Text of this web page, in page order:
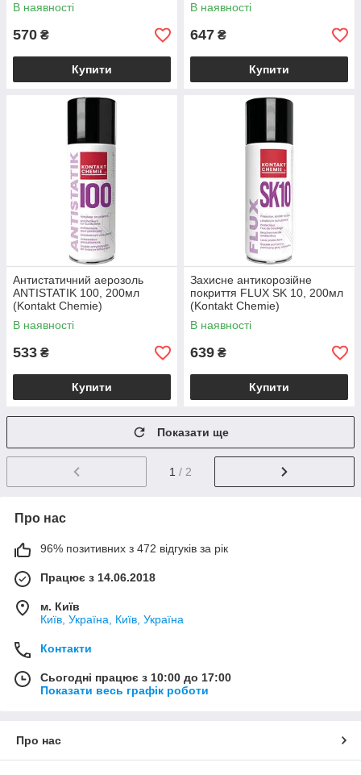
В наявності
570 ₴
Купити
В наявності
647 ₴
Купити
Антистатичний аерозоль
ANTISTATIK 100, 200мл
(Kontakt Chemie)
В наявності
533 ₴
Купити
Захисне антикорозійне
покриття FLUX SK 10, 200мл
(Kontakt Chemie)
В наявності
639 ₴
Купити
Показати ще
1 / 2
Про нас
96% позитивних з 472 відгуків за рік
Працює з 14.06.2018
м. Київ
Київ, Україна, Київ, Україна
Контакти
Сьогодні працює з 10:00 до 17:00
Показати весь графік роботи
Про нас